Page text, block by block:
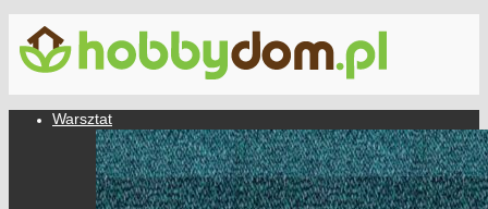
Warsztat